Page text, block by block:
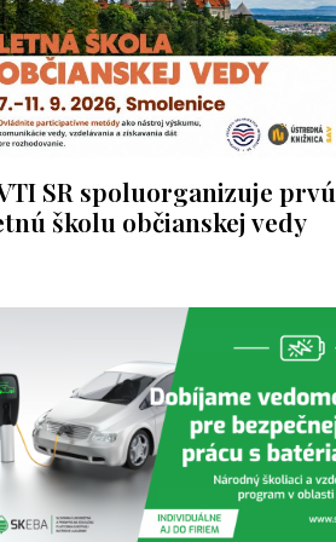
SR spoluorganizuje prvú
školu občianskej vedy